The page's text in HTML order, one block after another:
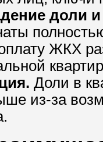
доли и
ЖКХ
Доли в
из-за